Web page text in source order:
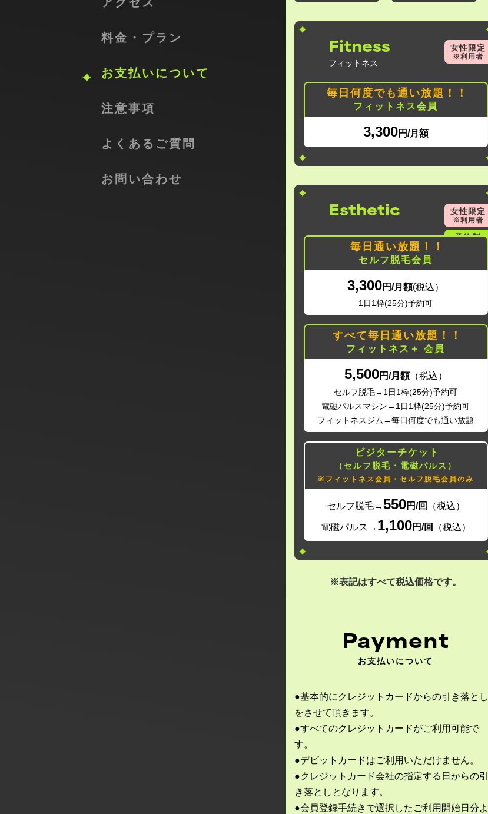
料金・プラン
お支払いについて
注意事項
よくあるご質問
お問い合わせ
Fitness
フィットネス
女性限定
※利用者
毎日何度でも通い放題！！
フィットネス会員
3,300円/月額
Esthetic 女性限定
※利用者
予約制
毎日通い放題！！
セルフ脱毛会員
3,300円/月額(税込）
1日1枠(25分)予約可
すべて毎日通い放題！！
フィットネス＋ 会員
5,500円/月額（税込）
セルフ脱毛→1日1枠(25分)予約可
電磁パルスマシン→1日1枠(25分)予約可
フィットネスジム→毎日何度でも通い放題
ビジターチケット
（セルフ脱毛・電磁パルス）
※フィットネス会員・セルフ脱毛会員のみ
セルフ脱毛→550円/回 （税込）
電磁パルス→ 1,100円/回 （税込）
※表記はすべて税込価格です。
Payment
お支払いについて
●基本的にクレジットカードからの引き落とし
をさせて頂きます。
●すべてのクレジットカードがご利用可能で
す。
●デビットカードはご利用いただけません。
●クレジットカード会社の指定する日からの引
き落としとなります。
●会員登録手続きで選択したご利用開始日分よ